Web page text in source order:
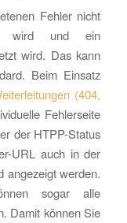
Fehler nicht
wird und ein
wird. Das kann
Beim Einsatz
(404,
Fehlerseite
der HTPP-Status
URL auch in der
angezeigt werden.
sogar alle
Damit können Sie